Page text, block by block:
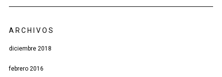
ARCHIVOS
diciembre 2018
febrero 2016